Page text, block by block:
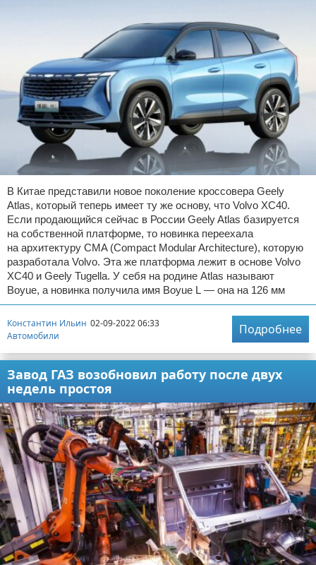
В Китае представили новое поколение кроссовера Geely
Atlas, который теперь имеет ту же основу, что Volvo XC40.
Если продающийся сейчас в России Geely Atlas базируется
на собственной платформе, то новинка переехала
на архитектуру CMA (Compact Modular Architecture), которую
разработала Volvo. Эта же платформа лежит в основе Volvo
XC40 и Geely Tugella. У себя на родине Atlas называют
Boyue, а новинка получила имя Boyue L — она на 126 мм
Константин Ильин 02-09-2022 06:33
Автомобили
Подробнее
Завод ГАЗ возобновил работу после двух
недель простоя